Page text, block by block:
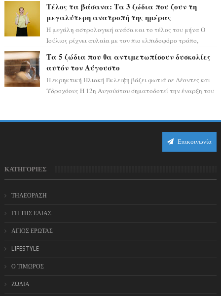
Τέλος τα βάσανα: Τα 3 ζώδια που ζουν τη
μεγαλύτερη ανατροπή της ημέρας
Η μεγάλη αστρολογική ανάσα και το τέλος του μήνα Ο
Ιούλιος ρίχνει αυλαία με τον πιο ελπιδοφόρο τρόπο,
Τα 5 ζώδια που θα αντιμετωπίσουν δυσκολίες
αυτόν τον Αύγουστο
Η εκρηκτική Ηλιακή Έκλειψη βάζει φωτιά σε Λέοντες και
Υδροχόους Η 12η Αυγούστου σηματοδοτεί την έναρξη του
Επικοινωνία
ΚΑΤΗΓΟΡΙΕΣ
ΤΗΛΕΟΡΑΣΗ
ΓΗ ΤΗΣ ΕΛΙΑΣ
ΑΓΙΟΣ ΕΡΩΤΑΣ
LIFESTYLE
Ο ΤΙΜΩΡΟΣ
ΖΩΔΙΑ